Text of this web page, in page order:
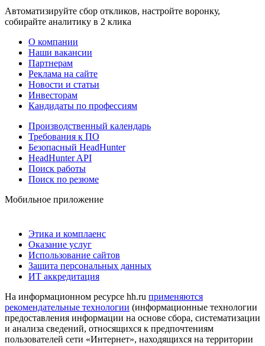
Автоматизируйте сбор откликов, настройте воронку,
собирайте аналитику в 2 клика
О компании
Наши вакансии
Партнерам
Реклама на сайте
Новости и статьи
Инвесторам
Кандидаты по профессиям
Производственный календарь
Требования к ПО
Безопасный HeadHunter
HeadHunter API
Поиск работы
Поиск по резюме
Мобильное приложение
Этика и комплаенс
Оказание услуг
Использование сайтов
Защита персональных данных
ИТ аккредитация
На информационном ресурсе hh.ru применяются
рекомендательные технологии (информационные технологии
предоставления информации на основе сбора, систематизации
и анализа сведений, относящихся к предпочтениям
пользователей сети «Интернет», находящихся на территории